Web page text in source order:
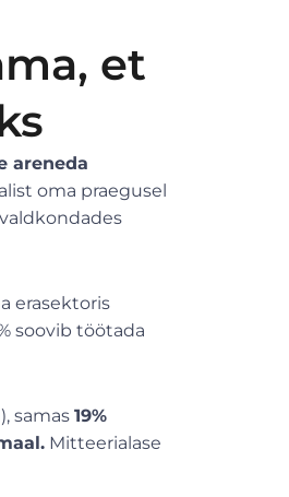
et
areneda
oma praegusel
erasektoris
soovib töötada
samas 19%
Mitteerialase